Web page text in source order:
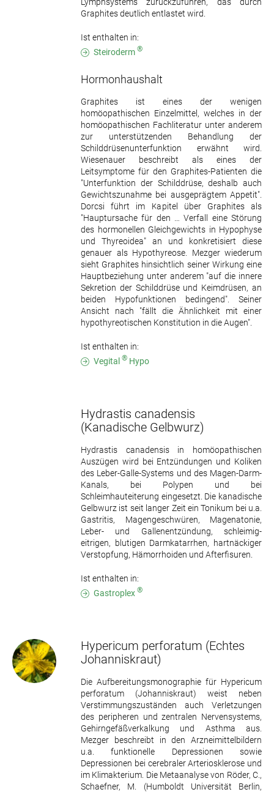
Lymphsystems zurückzuführen, das durch
Graphites deutlich entlastet wird.
Ist enthalten in:
Steiroderm ®
Hormonhaushalt
Graphites ist eines der wenigen
homöopathischen Einzelmittel, welches in der
homöopathischen Fachliteratur unter anderem
zur unterstützenden Behandlung der
Schilddrüsenunterfunktion erwähnt wird.
Wiesenauer beschreibt als eines der
Leitsymptome für den Graphites-Patienten die
"Unterfunktion der Schilddrüse, deshalb auch
Gewichtszunahme bei ausgeprägtem Appetit".
Dorcsi führt im Kapitel über Graphites als
"Hauptursache für den … Verfall eine Störung
des hormonellen Gleichgewichts in Hypophyse
und Thyreoidea" an und konkretisiert diese
genauer als Hypothyreose. Mezger wiederum
sieht Graphites hinsichtlich seiner Wirkung eine
Hauptbeziehung unter anderem "auf die innere
Sekretion der Schilddrüse und Keimdrüsen, an
beiden Hypofunktionen bedingend". Seiner
Ansicht nach "fällt die Ähnlichkeit mit einer
hypothyreotischen Konstitution in die Augen".
Ist enthalten in:
Vegital ® Hypo
Hydrastis canadensis
(Kanadische Gelbwurz)
Hydrastis canadensis in homöopathischen
Auszügen wird bei Entzündungen und Koliken
des Leber-Galle-Systems und des Magen-Darm-
Kanals, bei Polypen und bei
Schleimhauteiterung eingesetzt. Die kanadische
Gelbwurz ist seit langer Zeit ein Tonikum bei u.a.
Gastritis, Magengeschwüren, Magenatonie,
Leber- und Gallenentzündung, schleimig-
eitrigen, blutigen Darmkatarrhen, hartnäckiger
Verstopfung, Hämorrhoiden und Afterfisuren.
Ist enthalten in:
Gastroplex ®
Hypericum perforatum (Echtes
Johanniskraut)
Die Aufbereitungsmonographie für Hypericum
perforatum (Johanniskraut) weist neben
Verstimmungszuständen auch Verletzungen
des peripheren und zentralen Nervensystems,
Gehirngefäßverkalkung und Asthma aus.
Mezger beschreibt in den Arzneimittelbildern
u.a. funktionelle Depressionen sowie
Depressionen bei cerebraler Arteriosklerose und
im Klimakterium. Die Metaanalyse von Röder, C.,
Schaefner, M. (Humboldt Universität Berlin,